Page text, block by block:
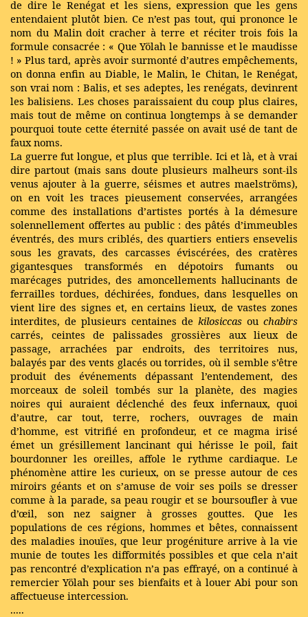
de dire le Renégat et les siens, expression que les gens
entendaient plutôt bien. Ce n’est pas tout, qui prononce le
nom du Malin doit cracher à terre et réciter trois fois la
formule consacrée : « Que Yölah le bannisse et le maudisse
! » Plus tard, après avoir surmonté d’autres empêchements,
on donna enfin au Diable, le Malin, le Chitan, le Renégat,
son vrai nom : Balis, et ses adeptes, les renégats, devinrent
les balisiens. Les choses paraissaient du coup plus claires,
mais tout de même on continua longtemps à se demander
pourquoi toute cette éternité passée on avait usé de tant de
faux noms.
La guerre fut longue, et plus que terrible. Ici et là, et à vrai
dire partout (mais sans doute plusieurs malheurs sont-ils
venus ajouter à la guerre, séismes et autres maelströms),
on en voit les traces pieusement conservées, arrangées
comme des installations d’artistes portés à la démesure
solennellement offertes au public : des pâtés d’immeubles
éventrés, des murs criblés, des quartiers entiers ensevelis
sous les gravats, des carcasses éviscérées, des cratères
gigantesques transformés en dépotoirs fumants ou
marécages putrides, des amoncellements hallucinants de
ferrailles tordues, déchirées, fondues, dans lesquelles on
vient lire des signes et, en certains lieux, de vastes zones
interdites, de plusieurs centaines de kilosiccas ou chabirs
carrés, ceintes de palissades grossières aux lieux de
passage, arrachées par endroits, des territoires nus,
balayés par des vents glacés ou torrides, où il semble s’être
produit des événements dépassant l’entendement, des
morceaux de soleil tombés sur la planète, des magies
noires qui auraient déclenché des feux infernaux, quoi
d’autre, car tout, terre, rochers, ouvrages de main
d’homme, est vitrifié en profondeur, et ce magma irisé
émet un grésillement lancinant qui hérisse le poil, fait
bourdonner les oreilles, affole le rythme cardiaque. Le
phénomène attire les curieux, on se presse autour de ces
miroirs géants et on s’amuse de voir ses poils se dresser
comme à la parade, sa peau rougir et se boursoufler à vue
d’œil, son nez saigner à grosses gouttes. Que les
populations de ces régions, hommes et bêtes, connaissent
des maladies inouïes, que leur progéniture arrive à la vie
munie de toutes les difformités possibles et que cela n’ait
pas rencontré d’explication n’a pas effrayé, on a continué à
remercier Yölah pour ses bienfaits et à louer Abi pour son
affectueuse intercession.
.....